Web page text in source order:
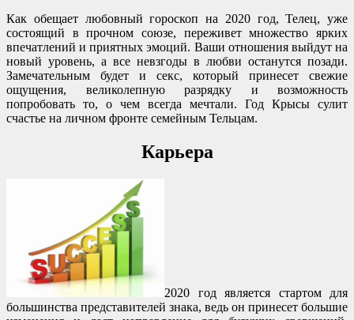
Как обещает любовный гороскоп на 2020 год, Телец, уже
состоящий в прочном союзе, переживет множество ярких
впечатлений и приятных эмоций. Ваши отношения выйдут на
новый уровень, а все невзгоды в любви останутся позади.
Замечательным будет и секс, который принесет свежие
ощущения, великолепную разрядку и возможность
попробовать то, о чем всегда мечтали. Год Крысы сулит
счастье на личном фронте семейным Тельцам.
Карьера
2020 год является стартом для
большинства представителей знака, ведь он принесет большие